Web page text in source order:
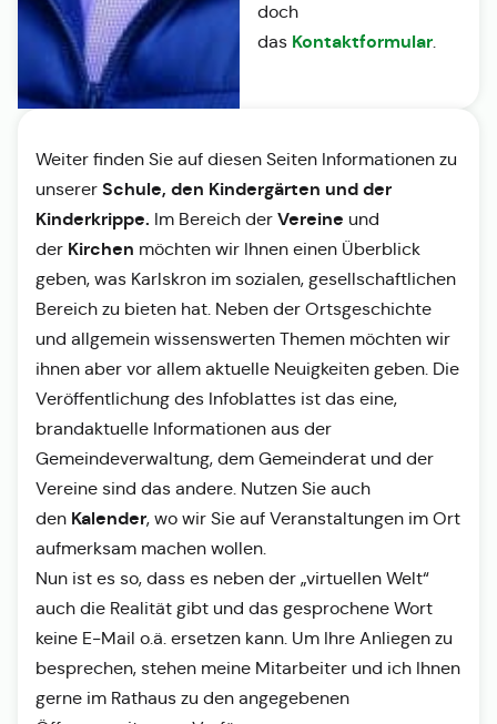
doch
das Kontaktformular.
Weiter finden Sie auf diesen Seiten Informationen zu
unserer Schule, den Kindergärten und der
Kinderkrippe. Im Bereich der Vereine und
der Kirchen möchten wir Ihnen einen Überblick
geben, was Karlskron im sozialen, gesellschaftlichen
Bereich zu bieten hat. Neben der Ortsgeschichte
und allgemein wissenswerten Themen möchten wir
ihnen aber vor allem aktuelle Neuigkeiten geben. Die
Veröffentlichung des Infoblattes ist das eine,
brandaktuelle Informationen aus der
Gemeindeverwaltung, dem Gemeinderat und der
Vereine sind das andere. Nutzen Sie auch
den Kalender, wo wir Sie auf Veranstaltungen im Ort
aufmerksam machen wollen.
Nun ist es so, dass es neben der „virtuellen Welt“
auch die Realität gibt und das gesprochene Wort
keine E-Mail o.ä. ersetzen kann. Um Ihre Anliegen zu
besprechen, stehen meine Mitarbeiter und ich Ihnen
gerne im Rathaus zu den angegebenen